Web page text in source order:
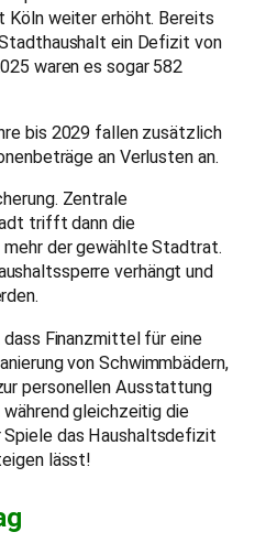
weiter erhöht. Bereits
ein Defizit von
waren es sogar 582
bis 2029 fallen zusätzlich
an Verlusten an.
Zentrale
trifft dann die
mehr der gewählte Stadtrat.
verhängt und
Finanzmittel für eine
von Schwimmbädern,
personellen Ausstattung
gleichzeitig die
Spiele das Haushaltsdefizit
lässt!